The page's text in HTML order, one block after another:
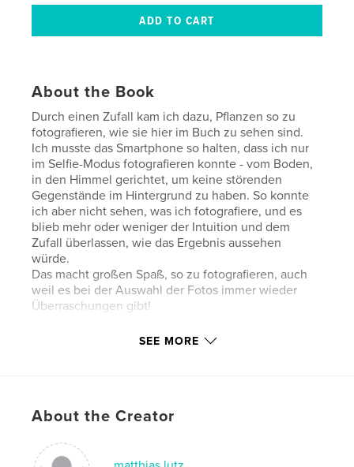
About the Book
Durch einen Zufall kam ich dazu, Pflanzen so zu
fotografieren, wie sie hier im Buch zu sehen sind.
Ich musste das Smartphone so halten, dass ich nur
im Selfie-Modus fotografieren konnte - vom Boden,
in den Himmel gerichtet, um keine störenden
Gegenstände im Hintergrund zu haben. So konnte
ich aber nicht sehen, was ich fotografiere, und es
blieb mehr oder weniger der Intuition und dem
Zufall überlassen, wie das Ergebnis aussehen
würde.
Das macht großen Spaß, so zu fotografieren, auch
weil es bei der Auswahl der Fotos immer wieder
Überraschungen gibt!
Features & Details
Additional Categories Arts & Photography Books
SEE MORE
About the Creator